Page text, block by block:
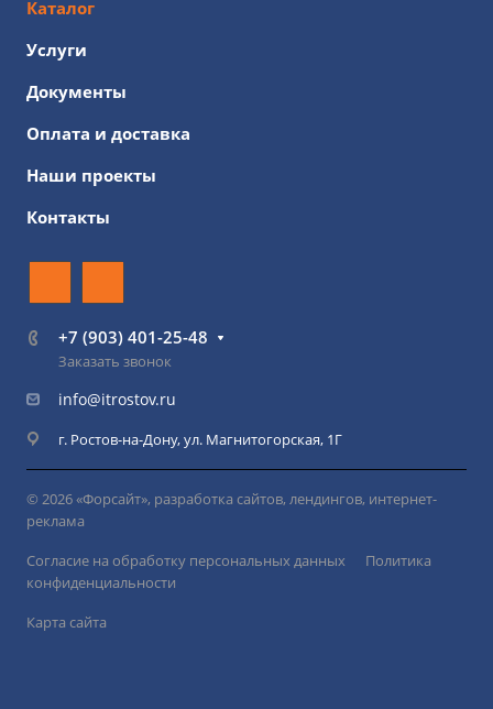
Каталог
Услуги
Документы
Оплата и доставка
Наши проекты
Контакты
+7 (903) 401-25-48
Заказать звонок
info@itrostov.ru
г. Ростов-на-Дону, ул. Магнитогорская, 1Г
© 2026 «Форсайт», разработка сайтов, лендингов, интернет-
реклама
Согласие на обработку персональных данных
Политика
конфиденциальности
Карта сайта